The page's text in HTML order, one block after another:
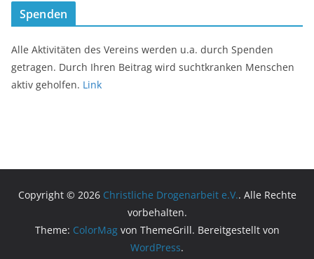
Spenden
Alle Aktivitäten des Vereins werden u.a. durch Spenden
getragen. Durch Ihren Beitrag wird suchtkranken Menschen
aktiv geholfen. Link
Copyright © 2026 Christliche Drogenarbeit e.V.. Alle Rechte
vorbehalten.
Theme: ColorMagvon ThemeGrill. Bereitgestellt von
WordPress.